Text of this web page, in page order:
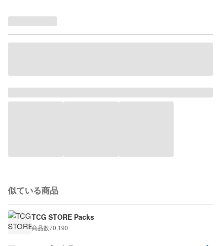
似ている商品
TCG STORE Packs
商品数70,190